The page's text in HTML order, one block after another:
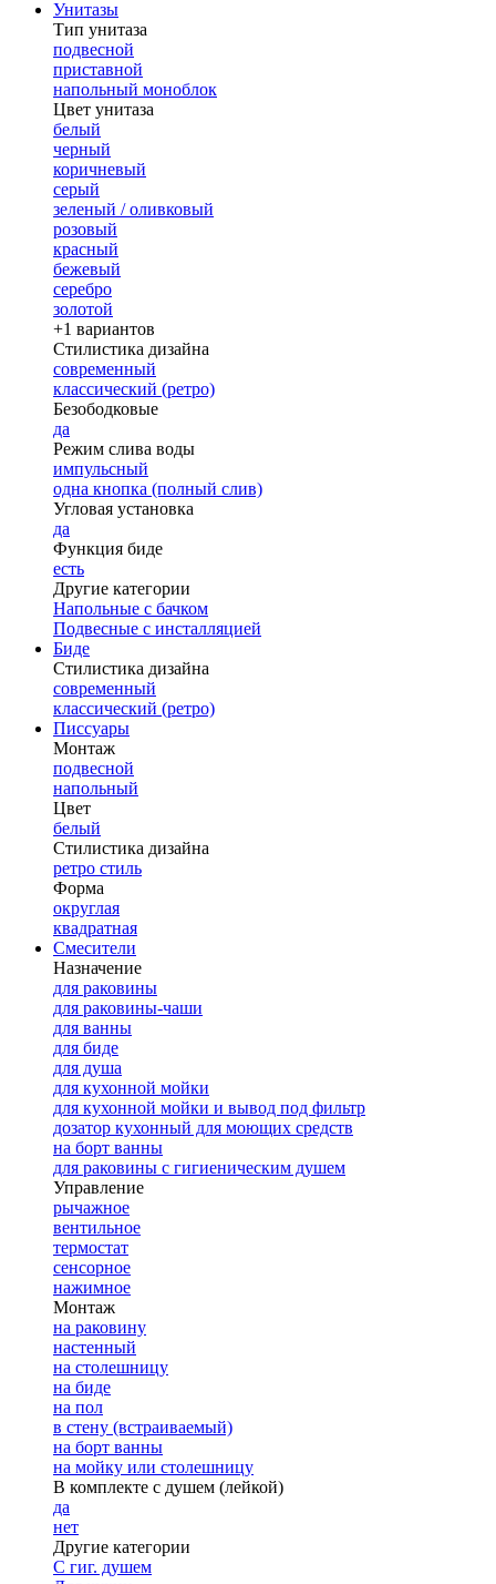
Унитазы
Тип унитаза
подвесной
приставной
напольный моноблок
Цвет унитаза
белый
черный
коричневый
серый
зеленый / оливковый
розовый
красный
бежевый
серебро
золотой
+1 вариантов
Стилистика дизайна
современный
классический (ретро)
Безободковые
да
Режим слива воды
импульсный
одна кнопка (полный слив)
Угловая установка
да
Функция биде
есть
Другие категории
Напольные с бачком
Подвесные с инсталляцией
Биде
Стилистика дизайна
современный
классический (ретро)
Писсуары
Монтаж
подвесной
напольный
Цвет
белый
Стилистика дизайна
ретро стиль
Форма
округлая
квадратная
Смесители
Назначение
для раковины
для раковины-чаши
для ванны
для биде
для душа
для кухонной мойки
для кухонной мойки и вывод под фильтр
дозатор кухонный для моющих средств
на борт ванны
для раковины с гигиеническим душем
Управление
рычажное
вентильное
термостат
сенсорное
нажимное
Монтаж
на раковину
настенный
на столешницу
на биде
на пол
в стену (встраиваемый)
на борт ванны
на мойку или столешницу
В комплекте с душем (лейкой)
да
нет
Другие категории
С гиг. душем